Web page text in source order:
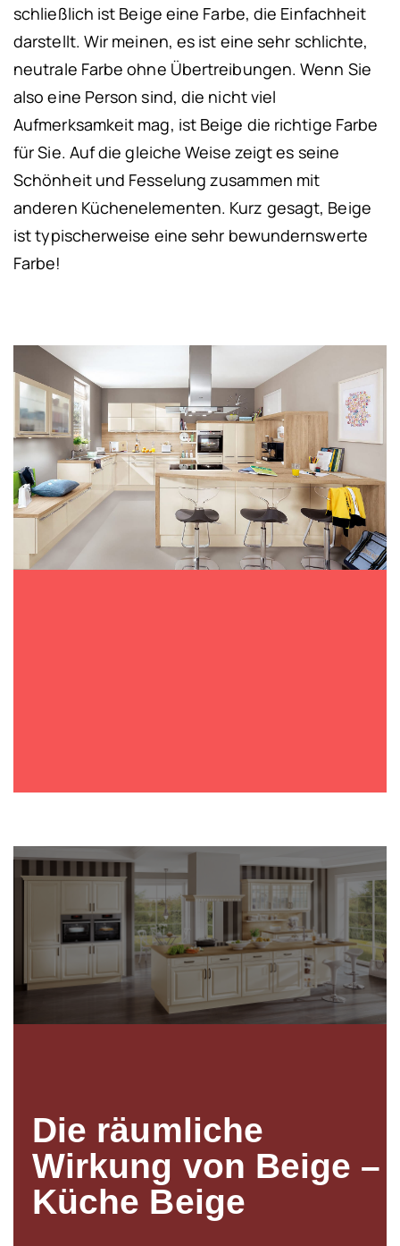
schließlich ist Beige eine Farbe, die Einfachheit
darstellt. Wir meinen, es ist eine sehr schlichte,
neutrale Farbe ohne Übertreibungen. Wenn Sie
also eine Person sind, die nicht viel
Aufmerksamkeit mag, ist Beige die richtige Farbe
für Sie. Auf die gleiche Weise zeigt es seine
Schönheit und Fesselung zusammen mit
anderen Küchenelementen. Kurz gesagt, Beige
ist typischerweise eine sehr bewundernswerte
Farbe!
Die räumliche
Wirkung von Beige –
Küche Beige